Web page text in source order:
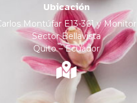
Ubicación
Montúfar E13-361 y Monitor
Sector Bellavista
Quito – Ecuador